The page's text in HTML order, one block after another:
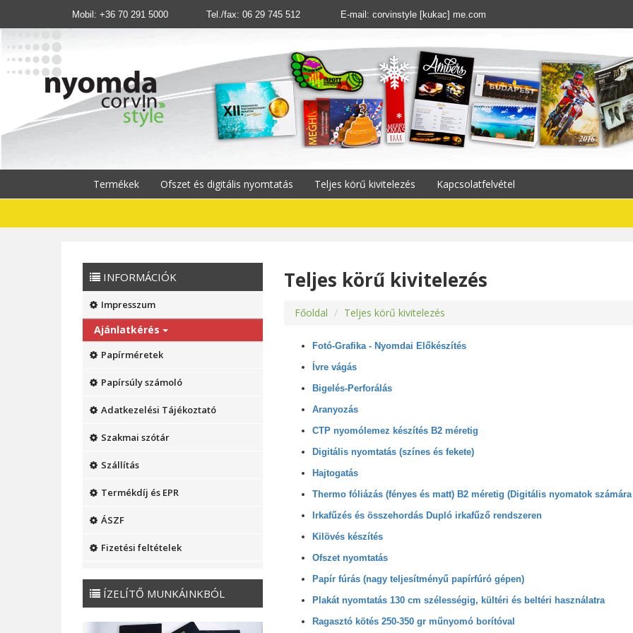
Mobil: +36 70 291 5000 Tel./fax: 06 29 745 512 E-mail: corvinstyle [kukac] me.com
Termékek Ofszet és digitális nyomtatás Teljes körű kivitelezés Kapcsolatfelvétel
INFORMÁCIÓK
Impresszum
Ajánlatkérés
Papírméretek
Papírsúly számoló
Adatkezelési Tájékoztató
Szakmai szótár
Szállítás
Termékdíj és EPR
ÁSZF
Fizetési feltételek
ÍZELÍTŐ MUNKÁINKBÓL
Teljes körű kivitelezés
Főoldal Teljes körű kivitelezés
Fotó-Grafika - Nyomdai Előkészítés
Ívre vágás
Bigelés-Perforálás
Aranyozás
CTP nyomólemez készítés B2 méretig
Digitális nyomtatás (színes és fekete)
Hajtogatás
Thermo fóliázás (fényes és matt) B2 méretig (Digitális nyomatok
Irkafűzés és összehordás Dupló irkafűző rendszeren
Kilövés készítés
Ofszet nyomtatás
Papír fúrás (nagy teljesítményű papírfúró gépen)
Plakát nyomtatás 130 cm szélességig, kültéri és beltéri használatra
Ragasztó kötés 250-350 gr műnyomó borítóval